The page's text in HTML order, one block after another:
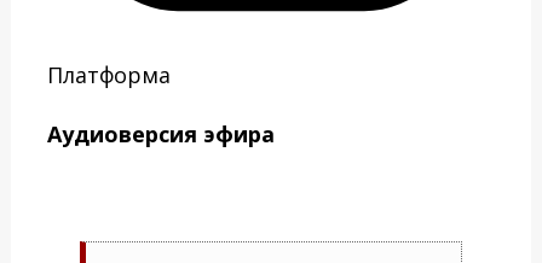
Платформа
Аудиоверсия эфира